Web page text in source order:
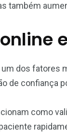
também
dos fatores
de confiança
como